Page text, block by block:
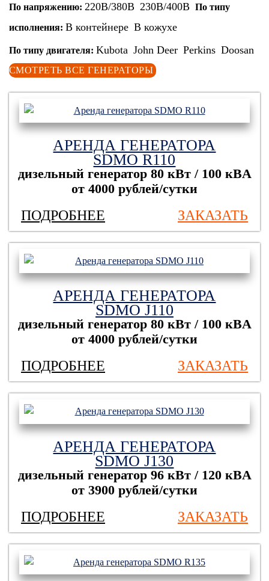
По напряжению: 220В/380В 230В/400В По типу
исполнения: В контейнере В кожухе
По типу двигателя: Kubota John Deer Perkins Doosan
СМОТРЕТЬ ВСЕ ГЕНЕРАТОРЫ
АРЕНДА ГЕНЕРАТОРА
SDMO R110
дизельный генератор80 кВт / 100 кBА
от 4000 рублей/сутки
ПОДРОБНЕЕ ЗАКАЗАТЬ
АРЕНДА ГЕНЕРАТОРА
SDMO J110
дизельный генератор80 кВт / 100 кBА
от 4000 рублей/сутки
ПОДРОБНЕЕ ЗАКАЗАТЬ
АРЕНДА ГЕНЕРАТОРА
SDMO J130
дизельный генератор 96 кВт / 120 кBА
от 3900 рублей/сутки
ПОДРОБНЕЕ ЗАКАЗАТЬ